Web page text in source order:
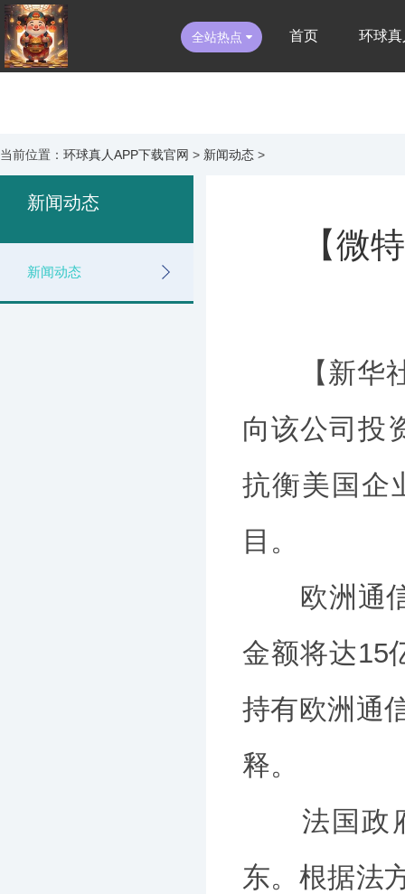
全站热点 首页 环球
当前位置： 环球真人APP下载官网 > 新闻动态 >
新闻动态
新闻动态
【微
【新华社
向该公司投
抗衡美国企
目。
欧洲通信
金额将达15
持有欧洲通
释。
法国政府
东。根据法